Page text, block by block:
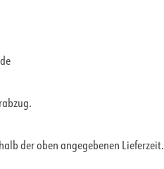
der oben angegebenen Lieferzeit.